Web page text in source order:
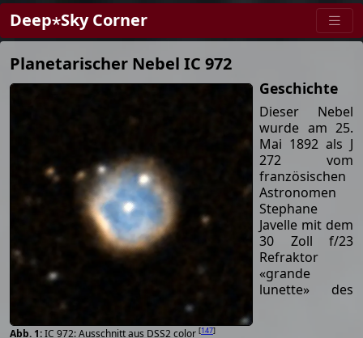
Deep⋆Sky Corner
Planetarischer Nebel IC 972
IC 972: Ausschnitt aus DSS2 color [147]
Geschichte
Dieser Nebel
wurde am 25.
Mai 1892 als J
272 vom
französischen
Astronomen
Stephane
Javelle mit dem
30 Zoll f/23
Refraktor
«grande
lunette» des